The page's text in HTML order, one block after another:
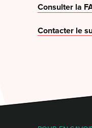
Consulter la
Contacter le